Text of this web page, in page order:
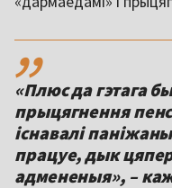
,,
«Плюс да гэтага
прыцягнення
існавалі
працуе, дык
адмененыя», –